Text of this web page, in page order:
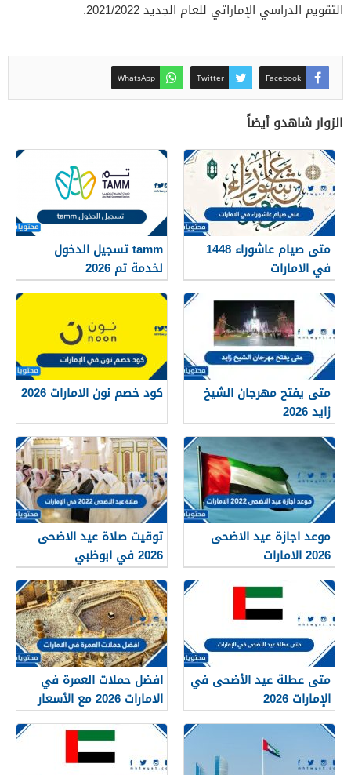
التقويم الدراسي الإماراتي للعام الجديد 2021/2022.
Facebook
Twitter
WhatsApp
الزوار شاهدو أيضاً
متى صيام عاشوراء 1448
في الامارات
tamm تسجيل الدخول
لخدمة تم 2026
متى يفتح مهرجان الشيخ
زايد 2026
كود خصم نون الامارات 2026
موعد اجازة عيد الاضحى
2026 الامارات
توقيت صلاة عيد الاضحى
2026 في ابوظبي
متى عطلة عيد الأضحى في
الإمارات 2026
افضل حملات العمرة في
الامارات 2026 مع الأسعار